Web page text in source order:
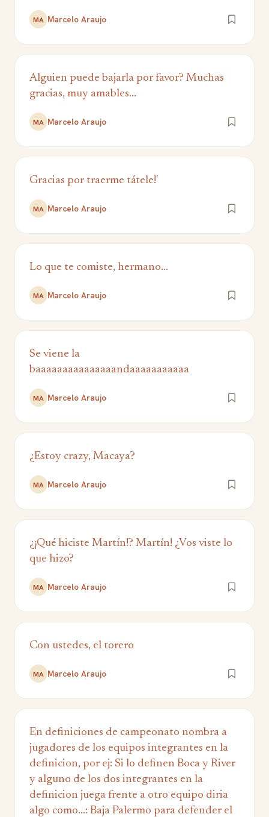
MA Marcelo Araujo
Alguien puede bajarla por favor? Muchas
gracias, muy amables...
MA Marcelo Araujo
Gracias por traerme tátele!'
MA Marcelo Araujo
Lo que te comiste, hermano...
MA Marcelo Araujo
Se viene la
baaaaaaaaaaaaaaandaaaaaaaaaaa
MA Marcelo Araujo
¿Estoy crazy, Macaya?
MA Marcelo Araujo
¿¡Qué hiciste Martín!? Martín! ¿Vos viste lo
que hizo?
MA Marcelo Araujo
Con ustedes, el torero
MA Marcelo Araujo
En definiciones de campeonato nombra a
jugadores de los equipos integrantes en la
definicion, por ej: Si lo definen Boca y River
y alguno de los dos integrantes en la
definicion juega frente a otro equipo diria
algo como...: Baja Palermo para defender el